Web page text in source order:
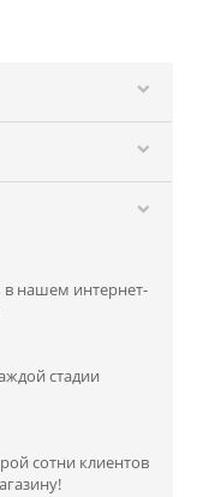
в нашем интернет-
стадии
сотни клиентов